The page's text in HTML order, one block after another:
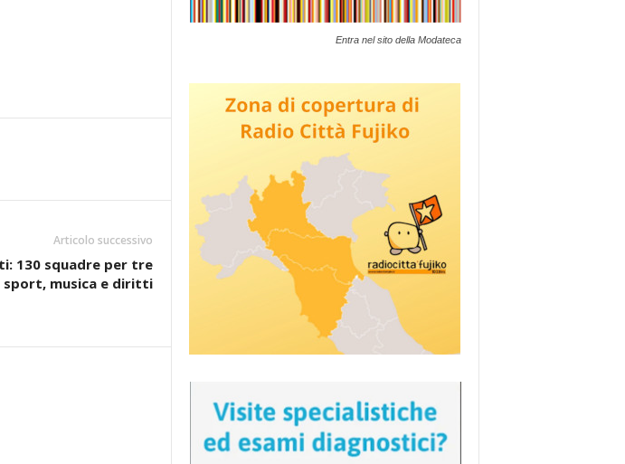
Articolo successivo
130 squadre per tre
sport, musica e diritti
Entra nel sito della Modateca